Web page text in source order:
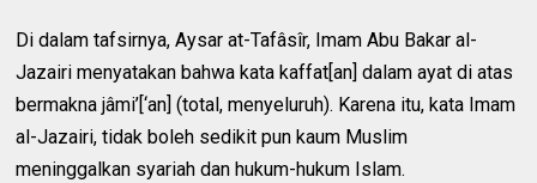
Di dalam tafsirnya, Aysar at-Tafâsîr, Imam Abu Bakar al-
Jazairi menyatakan bahwa kata kaffat[an] dalam ayat di atas
bermakna jâmi’[‘an] (total, menyeluruh). Karena itu, kata Imam
al-Jazairi, tidak boleh sedikit pun kaum Muslim
meninggalkan syariah dan hukum-hukum Islam.